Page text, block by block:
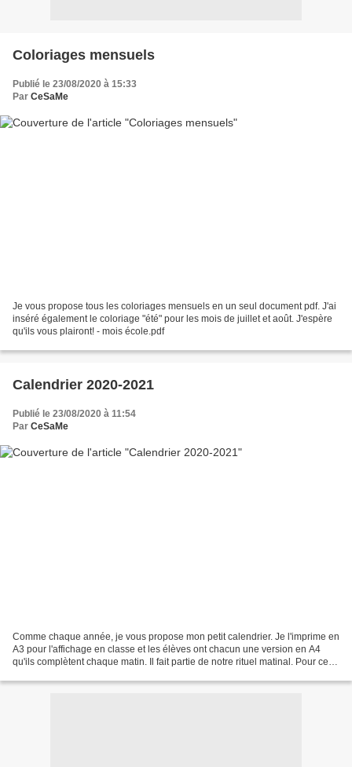
Coloriages mensuels
Publié le 23/08/2020 à 15:33
Par CeSaMe
Je vous propose tous les coloriages mensuels en un seul document pdf. J'ai
inséré également le coloriage "été" pour les mois de juillet et août. J'espère
qu'ils vous plairont! - mois école.pdf
Calendrier 2020-2021
Publié le 23/08/2020 à 11:54
Par CeSaMe
Comme chaque année, je vous propose mon petit calendrier. Je l'imprime en
A3 pour l'affichage en classe et les élèves ont chacun une version en A4
qu'ils complètent chaque matin. Il fait partie de notre rituel matinal. Pour ceux